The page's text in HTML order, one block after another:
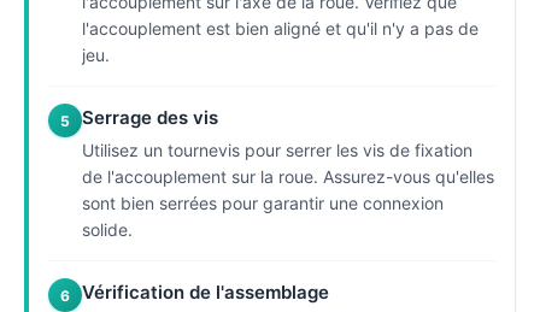
l'accouplement est bien aligné et qu'il n'y a pas de
jeu.
5 Serrage des vis
Utilisez un tournevis pour serrer les vis de fixation
de l'accouplement sur la roue. Assurez-vous qu'elles
sont bien serrées pour garantir une connexion
solide.
6 Vérification de l'assemblage